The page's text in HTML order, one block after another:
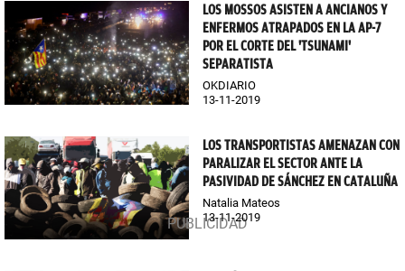
LOS MOSSOS ASISTEN A ANCIANOS Y
ENFERMOS ATRAPADOS EN LA AP-7
POR EL CORTE DEL 'TSUNAMI'
SEPARATISTA
OKDIARIO
13-11-2019
LOS TRANSPORTISTAS AMENAZAN CON
PARALIZAR EL SECTOR ANTE LA
PASIVIDAD DE SÁNCHEZ EN CATALUÑA
Natalia Mateos
13-11-2019